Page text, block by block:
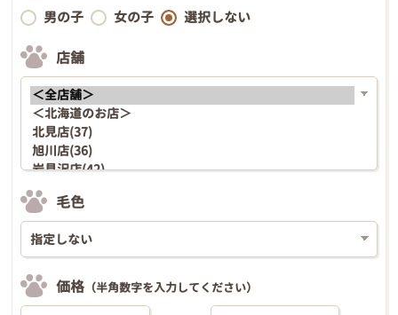
男の子 女の子 選択しない
店舗
毛色
価格 （半角数字を入力してください）